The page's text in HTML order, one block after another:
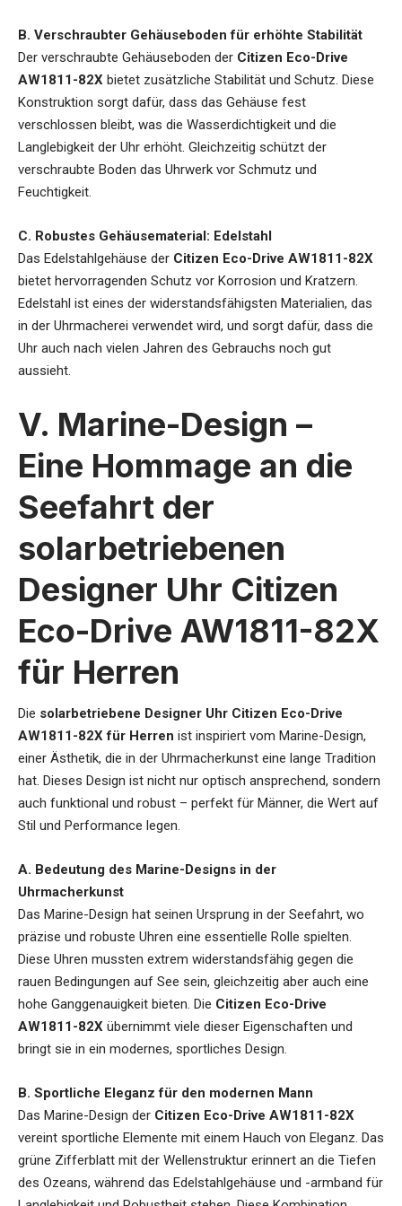
B. Verschraubter Gehäuseboden für erhöhte Stabilität
Der verschraubte Gehäuseboden der Citizen Eco-Drive
AW1811-82X bietet zusätzliche Stabilität und Schutz. Diese
Konstruktion sorgt dafür, dass das Gehäuse fest
verschlossen bleibt, was die Wasserdichtigkeit und die
Langlebigkeit der Uhr erhöht. Gleichzeitig schützt der
verschraubte Boden das Uhrwerk vor Schmutz und
Feuchtigkeit.
C. Robustes Gehäusematerial: Edelstahl
Das Edelstahlgehäuse der Citizen Eco-Drive AW1811-82X
bietet hervorragenden Schutz vor Korrosion und Kratzern.
Edelstahl ist eines der widerstandsfähigsten Materialien, das
in der Uhrmacherei verwendet wird, und sorgt dafür, dass die
Uhr auch nach vielen Jahren des Gebrauchs noch gut
aussieht.
V. Marine-Design –
Eine Hommage an die
Seefahrt der
solarbetriebenen
Designer Uhr Citizen
Eco-Drive AW1811-82X
für Herren
Die solarbetriebene Designer Uhr Citizen Eco-Drive
AW1811-82X für Herren ist inspiriert vom Marine-Design,
einer Ästhetik, die in der Uhrmacherkunst eine lange Tradition
hat. Dieses Design ist nicht nur optisch ansprechend, sondern
auch funktional und robust – perfekt für Männer, die Wert auf
Stil und Performance legen.
A. Bedeutung des Marine-Designs in der
Uhrmacherkunst
Das Marine-Design hat seinen Ursprung in der Seefahrt, wo
präzise und robuste Uhren eine essentielle Rolle spielten.
Diese Uhren mussten extrem widerstandsfähig gegen die
rauen Bedingungen auf See sein, gleichzeitig aber auch eine
hohe Ganggenauigkeit bieten. Die Citizen Eco-Drive
AW1811-82X übernimmt viele dieser Eigenschaften und
bringt sie in ein modernes, sportliches Design.
B. Sportliche Eleganz für den modernen Mann
Das Marine-Design der Citizen Eco-Drive AW1811-82X
vereint sportliche Elemente mit einem Hauch von Eleganz. Das
grüne Zifferblatt mit der Wellenstruktur erinnert an die Tiefen
des Ozeans, während das Edelstahlgehäuse und -armband für